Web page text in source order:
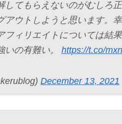
してもらえないのがむしろ
アウトしようと思います。
フィリエイトについては結
いの有難い。 https://t.co/
December 13, 2021